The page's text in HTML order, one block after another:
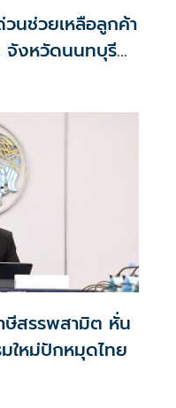
นช่วยเหลือลูกค้า
จังหวัดนนทบุรี
ษีสรรพสามิต หั่น
ใหม่ปักหมุดไทย